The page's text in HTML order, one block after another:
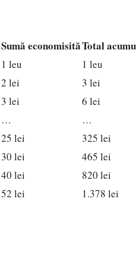
Sumă economisităTotal
1 leu
1 leu
2 lei
3 lei
3 lei
6 lei
…
…
25 lei
325 lei
30 lei
465 lei
40 lei
820 lei
52 lei 1.378 lei